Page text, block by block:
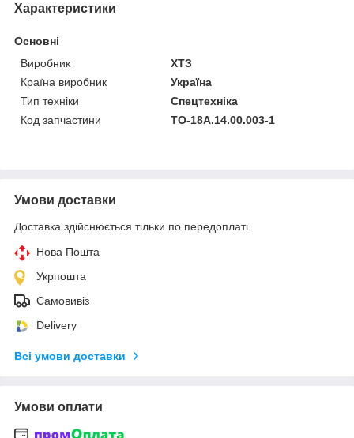
Характеристики
Основні
Виробник
ХТЗ
Країна виробник
Україна
Тип техніки
Спецтехніка
Код запчастини
ТО-18А.14.00.003-1
Умови доставки
Доставка здійснюється тільки по передоплаті.
Нова Пошта
Укрпошта
Самовивіз
Delivery
Всі умови доставки
Умови оплати